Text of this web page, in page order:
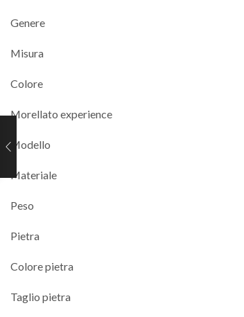
Genere
Misura
Colore
Morellato experience
Modello
Materiale
Peso
Pietra
Colore pietra
Taglio pietra